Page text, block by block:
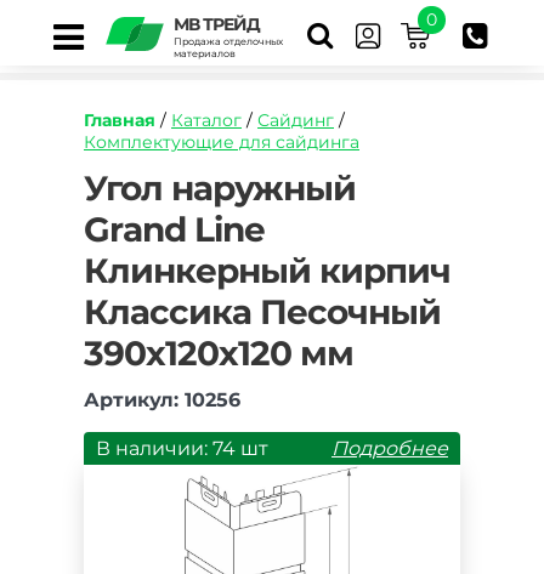
МВ ТРЕЙД
Продажа отделочных
материалов
0
Главная / Каталог / Сайдинг /
Комплектующие для сайдинга
https://mvtrade.ru/images/id/normal/ugol-
naruzhnyy-
grand-
line-
klinkernyy-
kirpich-
pesochnyy.jpg
Угол наружный
Grand Line
Клинкерный кирпич
Классика Песочный
390х120х120 мм
Артикул: 10256
В наличии: 74 шт Подробнее